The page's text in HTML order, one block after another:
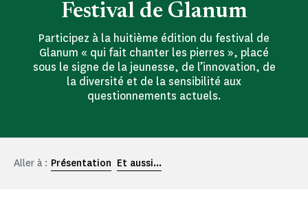
Festival de Glanum
Participez à la huitième édition du festival de
Glanum « qui fait chanter les pierres », placé
sous le signe de la jeunesse, de l’innovation, de
la diversité et de la sensibilité aux
questionnements actuels.
Aller à : Présentation Et aussi...